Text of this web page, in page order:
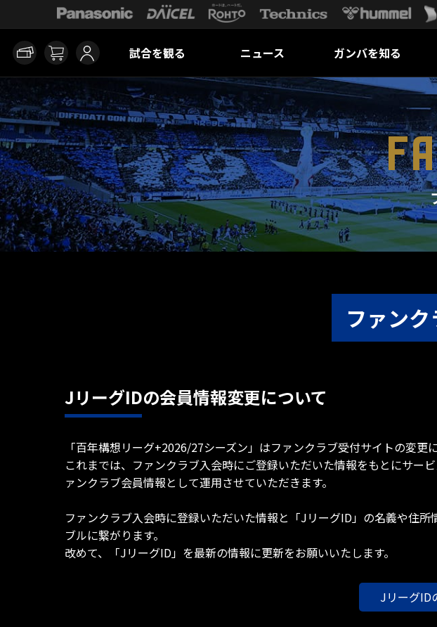
試合を観る ニュース ガンバを知る
ファン
JリーグIDの会員情報変更について
「百年構想リーグ+2026/27シーズン」はファンクラブ受付サイトの変更
これまでは、ファンクラブ入会時にご登録いただいた情報をもとにサー
ァンクラブ会員情報として運用させていただきます。
ファンクラブ入会時に登録いただいた情報と「JリーグID」の名義や住
ブルに繋がります。
改めて、「JリーグID」を最新の情報に更新をお願いいたします。
JリーグID